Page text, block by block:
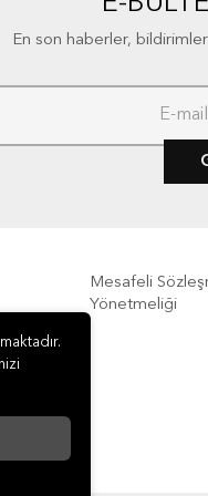
En son haberler,
Mesafeli
Yönetmeliği